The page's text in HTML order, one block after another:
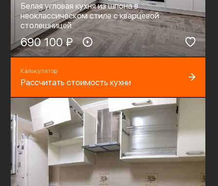
Белая угловая кухня из шпона в
неоклассическом стиле с кварцевой
столешницей
690 100 ₽
Калькулятор
Рассчитать стоимость кухни